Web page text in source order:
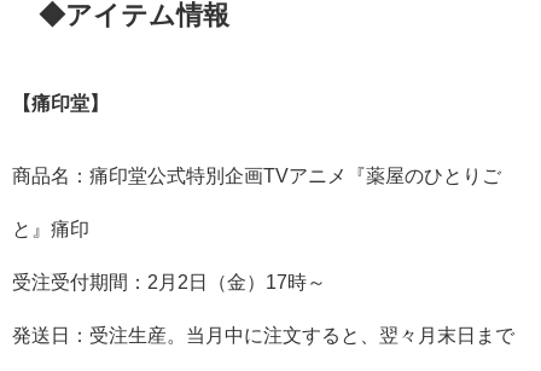
◆アイテム情報
【痛印堂】
商品名：痛印堂公式特別企画TVアニメ『薬屋のひとりご
と』痛印
受注受付期間：2月2日（金）17時～
発送日：受注生産。当月中に注文すると、翌々月末日まで